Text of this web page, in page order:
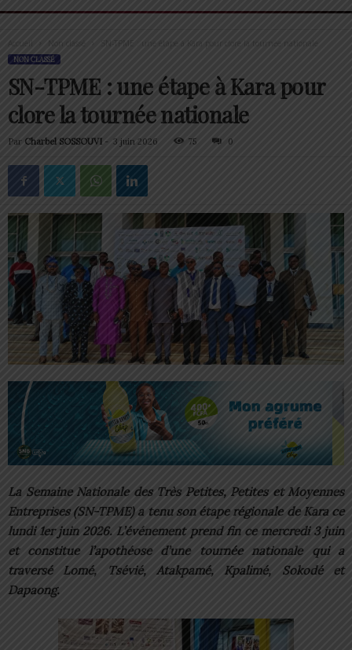
Accueil SN-TPME : une étape à Kara pour clore la tournée nationale
NON CLASSÉ
SN-TPME : une étape à Kara pour
clore la tournée nationale
Par Charbel SOSSOUVI - 3 juin 2026 75 0
La Semaine Nationale des Très Petites, Petites et Moyennes
Entreprises (SN-TPME) a tenu son étape régionale de Kara ce
lundi 1er juin 2026. L’événement prend fin ce mercredi 3 juin
et constitue l’apothéose d’une tournée nationale qui a
traversé Lomé, Tsévié, Atakpamé, Kpalimé, Sokodé et
Dapaong.